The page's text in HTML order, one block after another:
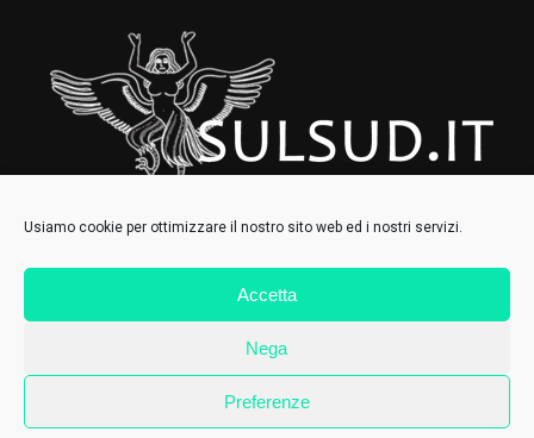
Usiamo cookie per ottimizzare il nostro sito web ed i nostri servizi.
Accetta
Nega
Preferenze
SulSud.it © 2021 - Tutti i diritti riservati
Privacy